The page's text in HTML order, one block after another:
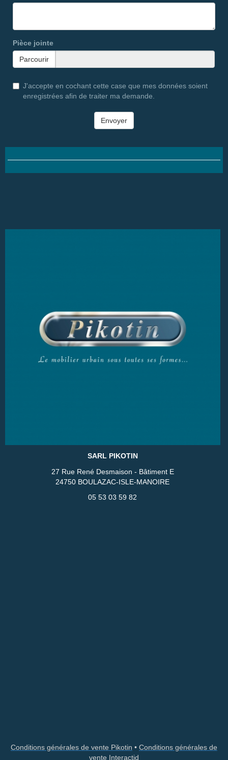
Pièce jointe
Parcourir
J'accepte en cochant cette case que mes données soient
enregistrées afin de traiter ma demande.
Envoyer
SARL PIKOTIN
27 Rue René Desmaison - Bâtiment E
24750 BOULAZAC-ISLE-MANOIRE
05 53 03 59 82
Conditions générales de vente Pikotin • Conditions générales de
vente Interactid